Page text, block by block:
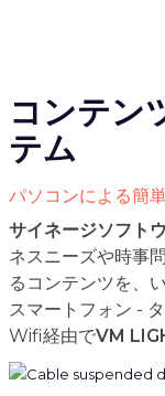
コンテン
テム
パソコンによる簡
サイネージソフト
ネスニーズや時事
るコンテンツを、
スマートフォン -
Wifi経由でVM